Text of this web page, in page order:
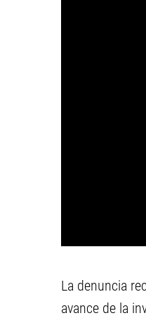
La denuncia
avance de la